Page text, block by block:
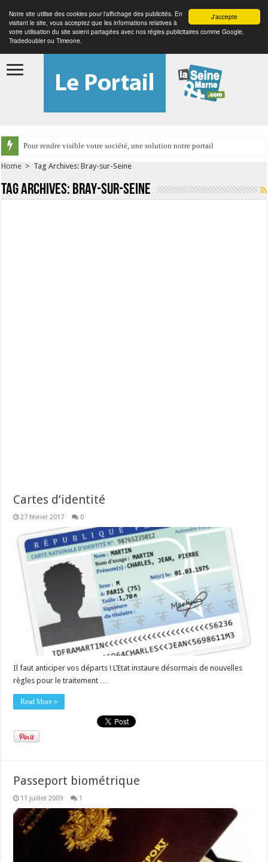
J'accepte
Notre site utilise des cookies pour l'affichage des publicités. En
visitant le site, vous acceptez que les informations relatives à
votre utilisation du site soient partagées avec nos régies publicitaires comme Google,
Tradedoubler ou Timeone.
Pour rendre visible votre société, une solution notre portail
Home > Tag Archives: Bray-sur-Seine
Tag Archives: Bray-sur-Seine
Cartes d’identité
27 février 2017 0
Il faut anticiper vos départs ! L’Etat instaure désormais de nouvelles
règles pour le traitement …
Read More »
Passeport biométrique
11 juillet 2009 1